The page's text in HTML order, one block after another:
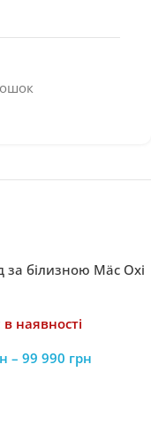
за білизною Mäc Oxi
наявності
– 99 990 грн